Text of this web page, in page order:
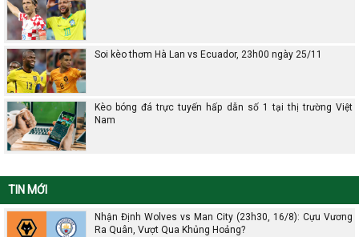
Soi kèo thơm Hà Lan vs Ecuador, 23h00 ngày 25/11
Kèo bóng đá trực tuyến hấp dẫn số 1 tại thị trường Việt
Nam
TIN MỚI
Nhận Định Wolves vs Man City (23h30, 16/8): Cựu Vương
Ra Quân, Vượt Qua Khủng Hoảng?